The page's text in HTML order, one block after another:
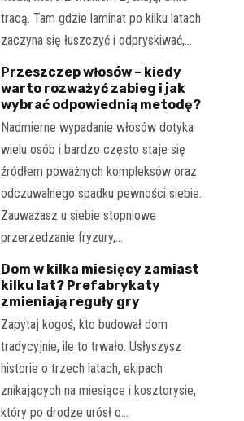
tracą. Tam gdzie laminat po kilku latach
zaczyna się łuszczyć i odpryskiwać,…
Przeszczep włosów – kiedy
warto rozważyć zabieg i jak
wybrać odpowiednią metodę?
Nadmierne wypadanie włosów dotyka
wielu osób i bardzo często staje się
źródłem poważnych kompleksów oraz
odczuwalnego spadku pewności siebie.
Zauważasz u siebie stopniowe
przerzedzanie fryzury,…
Dom w kilka miesięcy zamiast
kilku lat? Prefabrykaty
zmieniają reguły gry
Zapytaj kogoś, kto budował dom
tradycyjnie, ile to trwało. Usłyszysz
historie o trzech latach, ekipach
znikających na miesiące i kosztorysie,
który po drodze urósł o…